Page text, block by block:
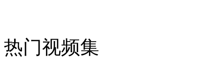
外交部：有关国家言论片面不公正
热门视频集